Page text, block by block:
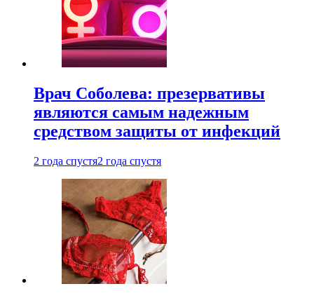
Врач Соболева: презервативы
являются самым надежным
средством защиты от инфекций
2 года спустя2 года спустя